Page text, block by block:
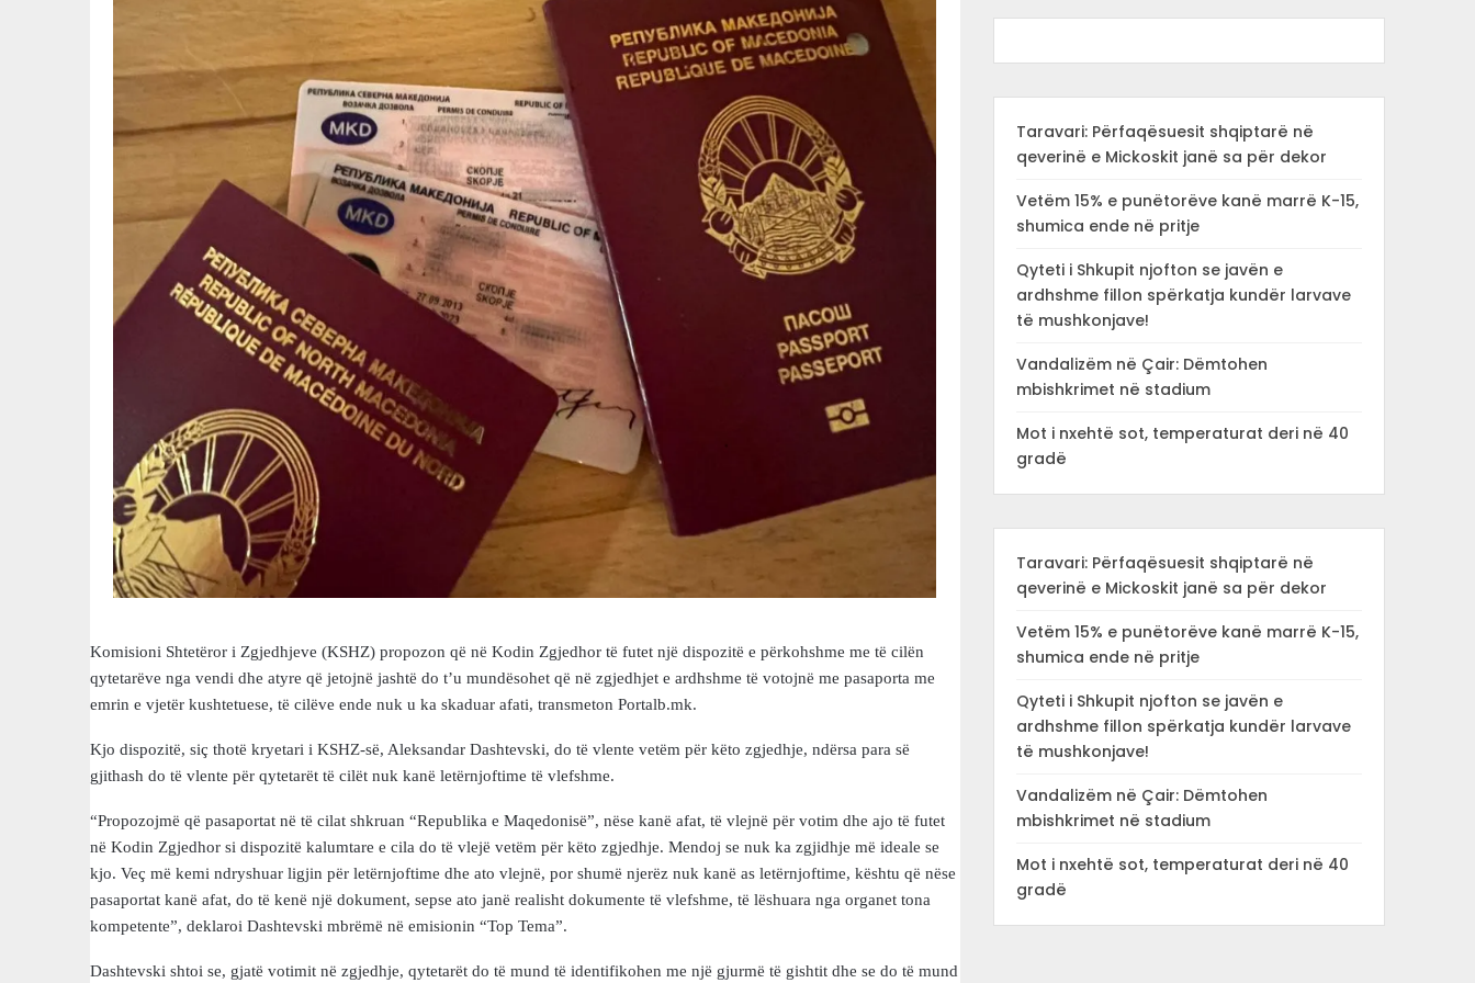
Komisioni Shtetëror i Zgjedhjeve (KSHZ) propozon që në Kodin Zgjedhor të futet një dispozitë e përkohshme me të cilën
qytetarëve nga vendi dhe atyre që jetojnë jashtë do t’u mundësohet që në zgjedhjet e ardhshme të votojnë me pasaporta me
emrin e vjetër kushtetuese, të cilëve ende nuk u ka skaduar afati, transmeton Portalb.mk.
Kjo dispozitë, siç thotë kryetari i KSHZ-së, Aleksandar Dashtevski, do të vlente vetëm për këto zgjedhje, ndërsa para së
gjithash do të vlente për qytetarët të cilët nuk kanë letërnjoftime të vlefshme.
“Propozojmë që pasaportat në të cilat shkruan “Republika e Maqedonisë”, nëse kanë afat, të vlejnë për votim dhe ajo të futet
në Kodin Zgjedhor si dispozitë kalumtare e cila do të vlejë vetëm për këto zgjedhje. Mendoj se nuk ka zgjidhje më ideale se
kjo. Veç më kemi ndryshuar ligjin për letërnjoftime dhe ato vlejnë, por shumë njerëz nuk kanë as letërnjoftime, kështu që nëse
pasaportat kanë afat, do të kenë një dokument, sepse ato janë realisht dokumente të vlefshme, të lëshuara nga organet tona
kompetente”, deklaroi Dashtevski mbrëmë në emisionin “Top Tema”.
Dashtevski shtoi se, gjatë votimit në zgjedhje, qytetarët do të mund të identifikohen me një gjurmë të gishtit dhe se do të mund
Taravari: Përfaqësuesit shqiptarë në
qeverinë e Mickoskit janë sa për dekor
Vetëm 15% e punëtorëve kanë marrë K-15,
shumica ende në pritje
Qyteti i Shkupit njofton se javën e
ardhshme fillon spërkatja kundër larvave
të mushkonjave!
Vandalizëm në Çair: Dëmtohen
mbishkrimet në stadium
Mot i nxehtë sot, temperaturat deri në 40
gradë
Taravari: Përfaqësuesit shqiptarë në
qeverinë e Mickoskit janë sa për dekor
Vetëm 15% e punëtorëve kanë marrë K-15,
shumica ende në pritje
Qyteti i Shkupit njofton se javën e
ardhshme fillon spërkatja kundër larvave
të mushkonjave!
Vandalizëm në Çair: Dëmtohen
mbishkrimet në stadium
Mot i nxehtë sot, temperaturat deri në 40
gradë